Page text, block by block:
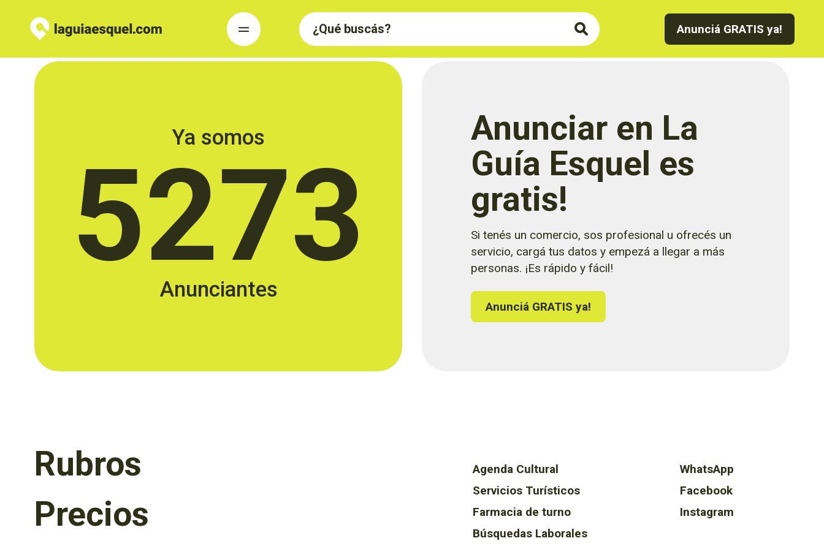
Anunciá GRATIS ya!
Ya somos
5273
Anunciantes
Anunciar en La
Guía Esquel es
gratis!
Si tenés un comercio, sos profesional u ofrecés un
servicio, cargá tus datos y empezá a llegar a más
personas. ¡Es rápido y fácil!
Anunciá GRATIS ya!
Rubros
Precios
Agenda Cultural
Servicios Turísticos
Farmacia de turno
Búsquedas Laborales
WhatsApp
Facebook
Instagram